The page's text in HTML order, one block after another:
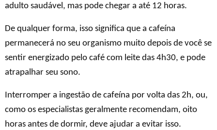
adulto saudável, mas pode chegar a até 12 horas.
De qualquer forma, isso significa que a cafeína
permanecerá no seu organismo muito depois de você se
sentir energizado pelo café com leite das 4h30, e pode
atrapalhar seu sono.
Interromper a ingestão de cafeína por volta das 2h, ou,
como os especialistas geralmente recomendam, oito
horas antes de dormir, deve ajudar a evitar isso.